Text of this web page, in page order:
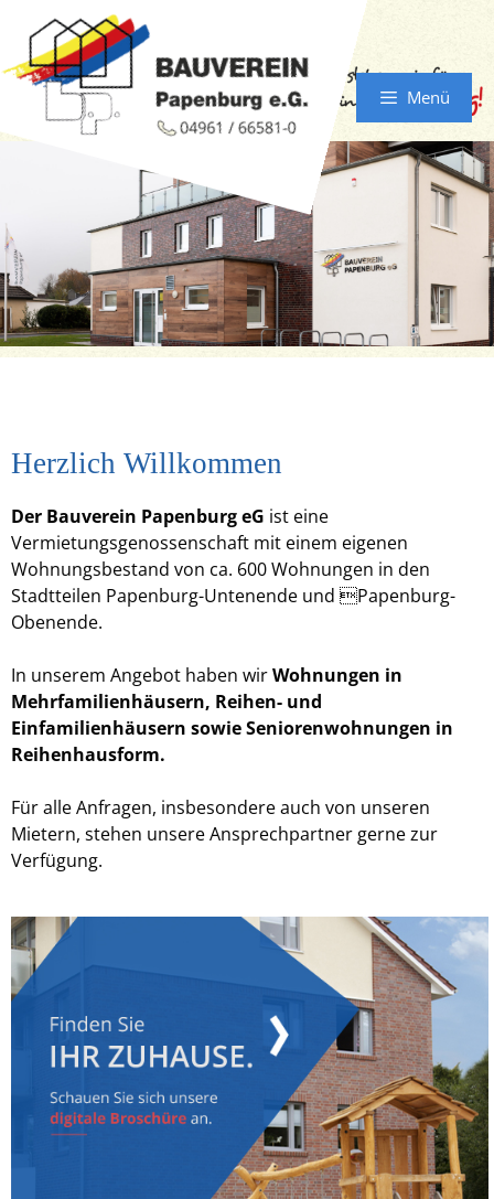
Menü
Herzlich Willkommen
Der Bauverein Papenburg eG ist eine
Vermietungsgenossenschaft mit einem eigenen
Wohnungsbestand von ca. 600 Wohnungen in den
Stadtteilen Papenburg-Untenende und Papenburg-
Obenende.
In unserem Angebot haben wirWohnungen in
Mehrfamilienhäusern, Reihen- und
Einfamilienhäusern sowie Seniorenwohnungen in
Reihenhausform.
Für alle Anfragen, insbesondere auch von unseren
Mietern, stehen unsere Ansprechpartner gerne zur
Verfügung.